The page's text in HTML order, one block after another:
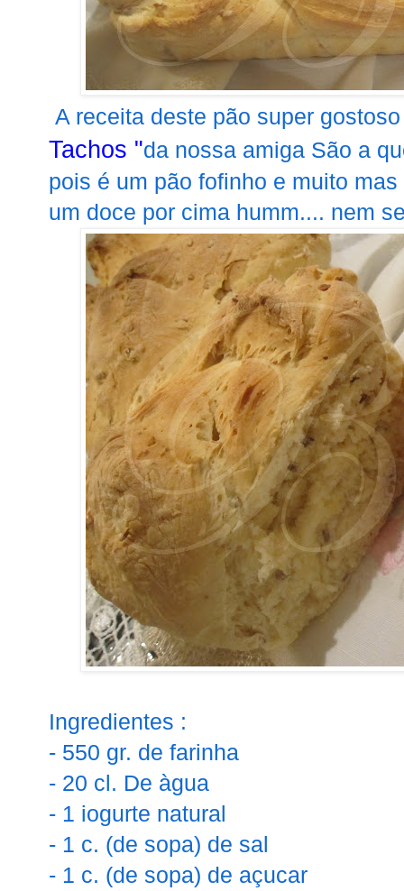
A receita deste pão super
Tachos "da nossa amiga São a
pois é um pão fofinho e muito
um doce por cima humm.... nem
Ingredientes :
- 550 gr. de farinha
- 20 cl. De àgua
- 1 iogurte natural
- 1 c. (de sopa) de sal
- 1 c. (de sopa) de açucar